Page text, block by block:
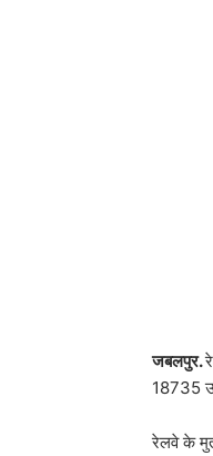
जबलपुर.
18735
रेलवे के